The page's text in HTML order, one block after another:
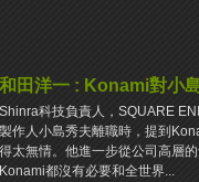
和田洋一 : Konami對小
Shinra科技負責人，SQUARE
製作人小島秀夫離職時，提到
得太無情。他進一步從公司高層
Konami都沒有必要和全世界...